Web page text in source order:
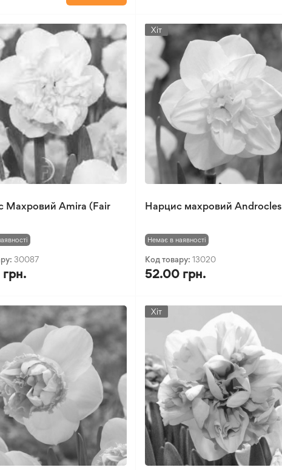
Махровий Amira (Fair
30087
Хіт
Нарцис махровий Androcles
Немає в наявності
Код товару:13020
52.00 грн.
Хіт